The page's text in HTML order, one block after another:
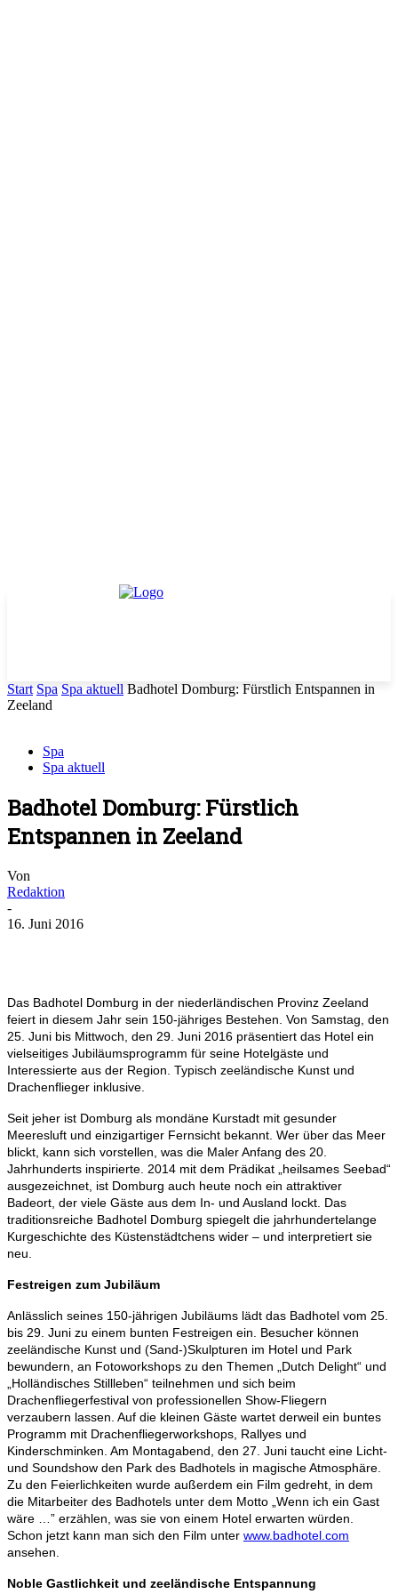
Start Spa Spa aktuell Badhotel Domburg: Fürstlich Entspannen in
Zeeland
Spa
Spa aktuell
Badhotel Domburg: Fürstlich
Entspannen in Zeeland
Von
Redaktion
-
16. Juni 2016
Das Badhotel Domburg in der niederländischen Provinz Zeeland
feiert in diesem Jahr sein 150-jähriges Bestehen. Von Samstag, den
25. Juni bis Mittwoch, den 29. Juni 2016 präsentiert das Hotel ein
vielseitiges Jubiläumsprogramm für seine Hotelgäste und
Interessierte aus der Region. Typisch zeeländische Kunst und
Drachenflieger inklusive.
Seit jeher ist Domburg als mondäne Kurstadt mit gesunder
Meeresluft und einzigartiger Fernsicht bekannt. Wer über das Meer
blickt, kann sich vorstellen, was die Maler Anfang des 20.
Jahrhunderts inspirierte. 2014 mit dem Prädikat „heilsames Seebad“
ausgezeichnet, ist Domburg auch heute noch ein attraktiver
Badeort, der viele Gäste aus dem In- und Ausland lockt. Das
traditionsreiche Badhotel Domburg spiegelt die jahrhundertelange
Kurgeschichte des Küstenstädtchens wider – und interpretiert sie
neu.
Festreigen zum Jubiläum
Anlässlich seines 150-jährigen Jubiläums lädt das Badhotel vom 25.
bis 29. Juni zu einem bunten Festreigen ein. Besucher können
zeeländische Kunst und (Sand-)Skulpturen im Hotel und Park
bewundern, an Fotoworkshops zu den Themen „Dutch Delight“ und
„Holländisches Stillleben“ teilnehmen und sich beim
Drachenfliegerfestival von professionellen Show-Fliegern
verzaubern lassen. Auf die kleinen Gäste wartet derweil ein buntes
Programm mit Drachenfliegerworkshops, Rallyes und
Kinderschminken. Am Montagabend, den 27. Juni taucht eine Licht-
und Soundshow den Park des Badhotels in magische Atmosphäre.
Zu den Feierlichkeiten wurde außerdem ein Film gedreht, in dem
die Mitarbeiter des Badhotels unter dem Motto „Wenn ich ein Gast
wäre …” erzählen, was sie von einem Hotel erwarten würden.
Schon jetzt kann man sich den Film unter www.badhotel.com
ansehen.
Noble Gastlichkeit und zeeländische Entspannung